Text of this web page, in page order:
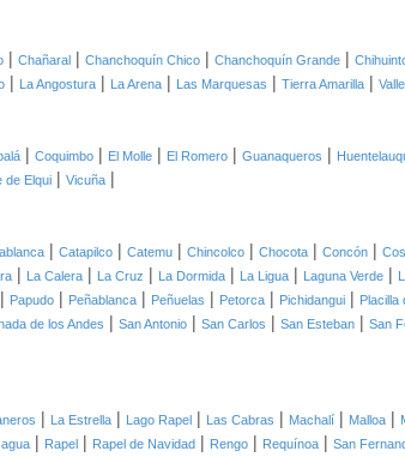
| Chañaral | Chanchoquín Chico | Chanchoquín Grande |
| La Angostura | La Arena | Las Marquesas | Tierra Amarilla |
| Coquimbo | El Molle | El Romero | Guanaqueros |
de Elqui | Vicuña |
| Catapilco | Catemu | Chincolco | Chocota | Concón |
| La Calera | La Cruz | La Dormida | La Ligua | Laguna Verde |
| Papudo | Peñablanca | Peñuelas | Petorca | Pichidangui | Placilla
de los Andes | San Antonio | San Carlos | San Esteban | San
| La Estrella | Lago Rapel | Las Cabras | Machalí | Malloa |
| Rapel | Rapel de Navidad | Rengo | Requínoa | San